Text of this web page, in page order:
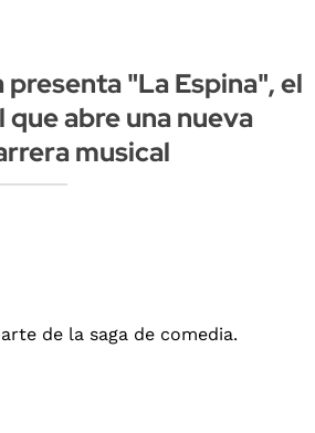
presenta "La Espina", el
abre una nueva
musical